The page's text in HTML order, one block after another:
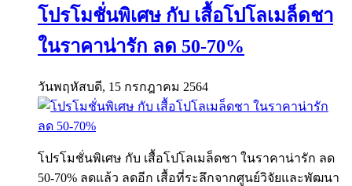
โปรโมชั่นพิเศษ กับ เสื้อโปโลเมล็ดชา
ในราคาน่ารัก ลด 50-70%
วันพฤหัสบดี, 15 กรกฎาคม 2564
โปรโมชั่นพิเศษ กับ เสื้อโปโลเมล็ดชา ในราคาน่ารัก ลด
50-70% ลดแล้ว ลดอีก เสื้อที่ระลึกจากศูนย์วิจัยและพัฒนา